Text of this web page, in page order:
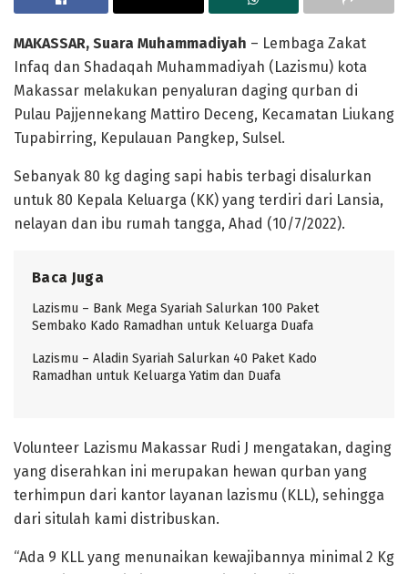
MAKASSAR, Suara Muhammadiyah – Lembaga Zakat
Infaq dan Shadaqah Muhammadiyah (Lazismu) kota
Makassar melakukan penyaluran daging qurban di
Pulau Pajjennekang Mattiro Deceng, Kecamatan Liukang
Tupabirring, Kepulauan Pangkep, Sulsel.
Sebanyak 80 kg daging sapi habis terbagi disalurkan
untuk 80 Kepala Keluarga (KK) yang terdiri dari Lansia,
nelayan dan ibu rumah tangga, Ahad (10/7/2022).
Baca Juga
Lazismu – Bank Mega Syariah Salurkan 100 Paket
Sembako Kado Ramadhan untuk Keluarga Duafa
Lazismu – Aladin Syariah Salurkan 40 Paket Kado
Ramadhan untuk Keluarga Yatim dan Duafa
Volunteer Lazismu Makassar Rudi J mengatakan, daging
yang diserahkan ini merupakan hewan qurban yang
terhimpun dari kantor layanan lazismu (KLL), sehingga
dari situlah kami distribuskan.
“Ada 9 KLL yang menunaikan kewajibannya minimal 2 Kg